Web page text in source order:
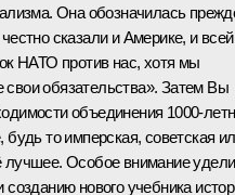
Она обозначилась
сказали и Америке, и всей
НАТО против нас, хотя мы
обязательства». Затем Вы
объединения 1000-
будь то имперская, советская
лучшее. Особое внимание
созданию нового учебника